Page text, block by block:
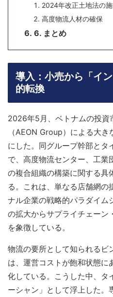
2024年改正土地法の
高度物流人材の確保
6. まとめ
導入：小売から「イ
的転換
2026年5月、ベトナムの投資
（AEON Group）による大
にした。同グループ幹部とタ
で、高度物流センター、工業
の複合組織の構築に関する具
る。これは、単なる店舗網の
ナル企業の戦略的パラダイム
の拡大からサプライチェーン
を象徴している。
物流の要所として知られるビ
は、運営コストが飽和状態に
化している。こうした中、タ
ーシャン」として浮上した。